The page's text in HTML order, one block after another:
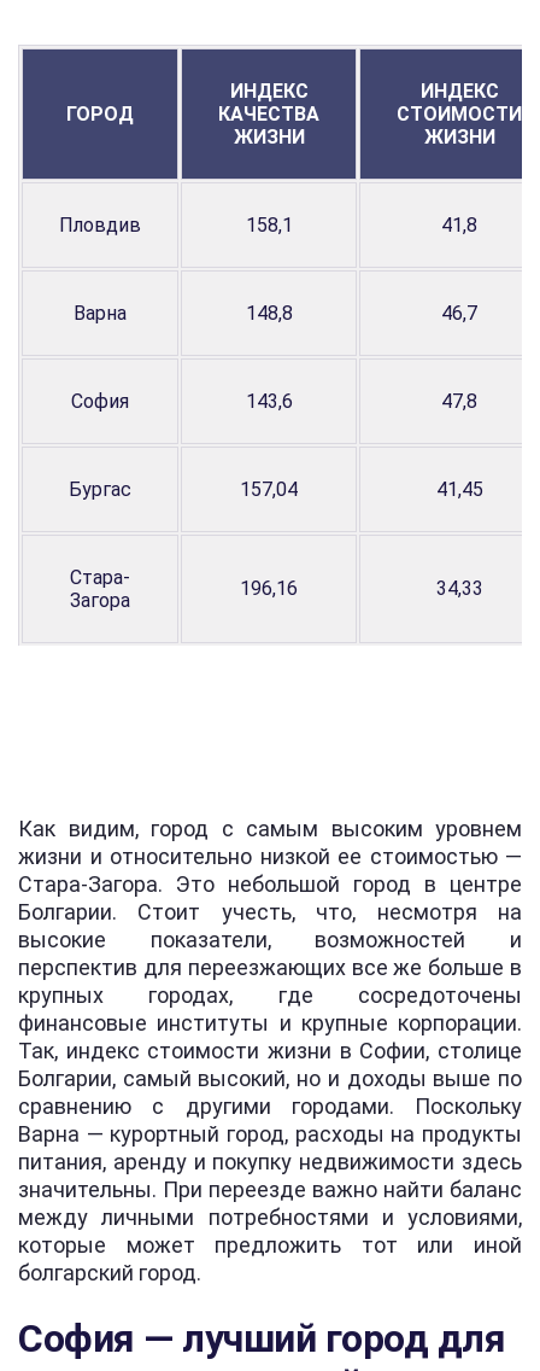
ГОРОД
ИНДЕКС
КАЧЕСТВА
ЖИЗНИ
ИНДЕКС
СТОИМОСТИ
ЖИЗНИ
Пловдив 158,1 41,8
Варна 148,8 46,7
София 143,6 47,8
Бургас 157,04 41,45
Стара-
Загора
196,16 34,33
Как видим, город с самым высоким уровнем
жизни и относительно низкой ее стоимостью —
Стара-Загора. Это небольшой город в центре
Болгарии. Стоит учесть, что, несмотря на
высокие показатели, возможностей и
перспектив для переезжающих все же больше в
крупных городах, где сосредоточены
финансовые институты и крупные корпорации.
Так, индекс стоимости жизни в Софии, столице
Болгарии, самый высокий, но и доходы выше по
сравнению с другими городами. Поскольку
Варна — курортный город, расходы на продукты
питания, аренду и покупку недвижимости здесь
значительны. При переезде важно найти баланс
между личными потребностями и условиями,
которые может предложить тот или иной
болгарский город.
София — лучший город для